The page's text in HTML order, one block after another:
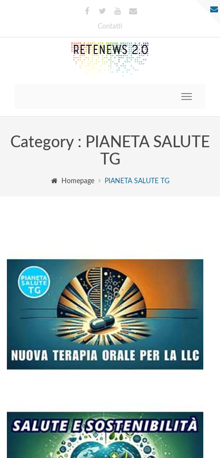
Contatti
Toggle
Category : PIANETA SALUTE
TG
Homepage PIANETA SALUTE TG